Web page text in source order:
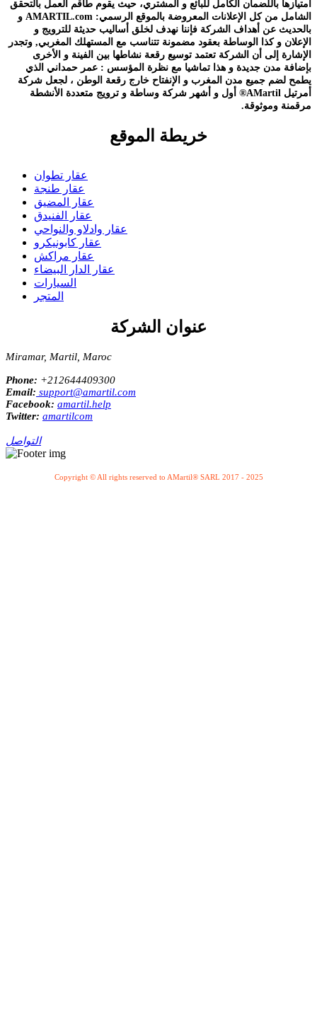
امتيازها باللضمان الكامل للبائع و المشتري، حيث يقوم طاقم العمل بالتحقق
الشامل من كل الإعلانات المعروضة بالموقع الرسمي: AMARTIL.com و
بالحديث عن أهداف الشركة فإننا نهدف لخلق أساليب حديثة للترويج و
الإعلان و كذا الوساطة بعقود مضمونة تتناسب مع المستهلك المغربي, وتجدر
الإشارة إلى أن الشركة تعتمد توسيع رقعة نشاطها بين الفينة و الأخرى
بإضافة مدن جديدة و هذا تماشيا مع نظرة المؤسس : عمر حمداني الذي
يطمح لضم جميع مدن المغرب و الإنفتاح خارج رقعة الوطن ، لجعل شركة
أمرتيل AMartil® أول و أشهر شركة وساطة و ترويج متعددة الأنشطة
مرقمنة وموثوقة.
خريطة الموقع
عقار تطوان
عقار طنجة
عقار المضيق
عقار الفنيدق
عقار وادلاو والنواحي
عقار كابونيكرو
عقار مراكش
عقار الدار البيضاء
السيارات
المتجر
عنوان الشركة
Miramar, Martil, Maroc
Phone: +212644409300
Email: support@amartil.com
Facebook: amartil.help
Twitter: amartilcom
التواصل
Copyright © All rights reserved to AMartil® SARL 2017 - 2025